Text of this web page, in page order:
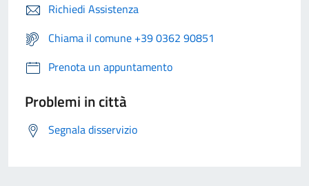
Richiedi Assistenza
Chiama il comune +39 0362 90851
Prenota un appuntamento
Problemi in città
Segnala disservizio